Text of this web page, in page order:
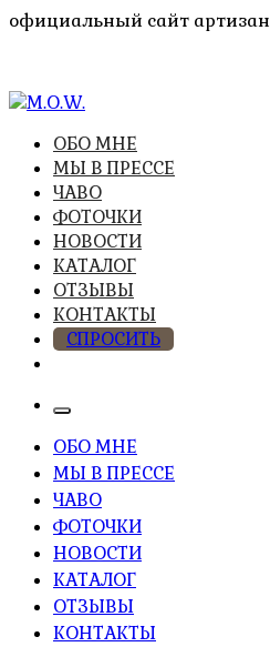
Перейти
официальный сайт
M.O.W.
высочайшее качество из
ОБО МНЕ
МЫ В ПРЕССЕ
ЧАВО
ФОТОЧКИ
НОВОСТИ
КАТАЛОГ
ОТЗЫВЫ
КОНТАКТЫ
СПРОСИТЬ
ОБО МНЕ
МЫ В ПРЕССЕ
ЧАВО
ФОТОЧКИ
НОВОСТИ
КАТАЛОГ
ОТЗЫВЫ
КОНТАКТЫ